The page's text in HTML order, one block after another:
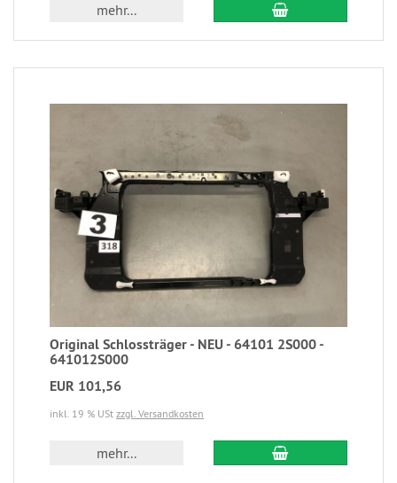
mehr...
Original Schlossträger - NEU - 64101 2S000 -
641012S000
EUR 101,56
inkl. 19 % USt zzgl. Versandkosten
mehr...